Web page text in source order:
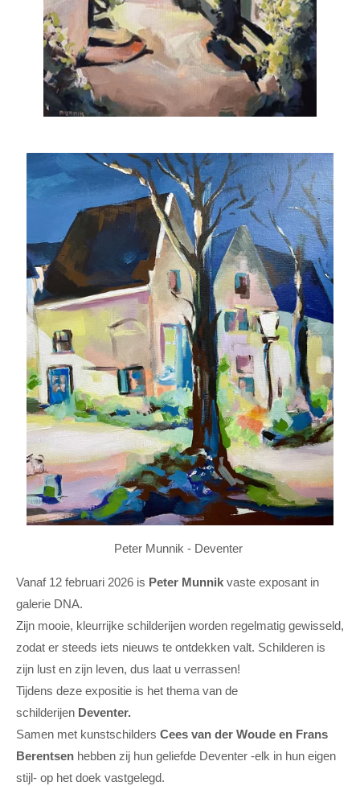
Peter Munnik - Deventer
Vanaf 12 februari 2026 is Peter Munnik vaste exposant in
galerie DNA.
Zijn mooie, kleurrijke schilderijen worden regelmatig gewisseld,
zodat er steeds iets nieuws te ontdekken valt. Schilderen is
zijn lust en zijn leven, dus laat u verrassen!
Tijdens deze expositie is het thema van de
schilderijen Deventer.
Samen met kunstschilders Cees van der Woude en Frans
Berentsen hebben zij hun geliefde Deventer -elk in hun eigen
stijl- op het doek vastgelegd.